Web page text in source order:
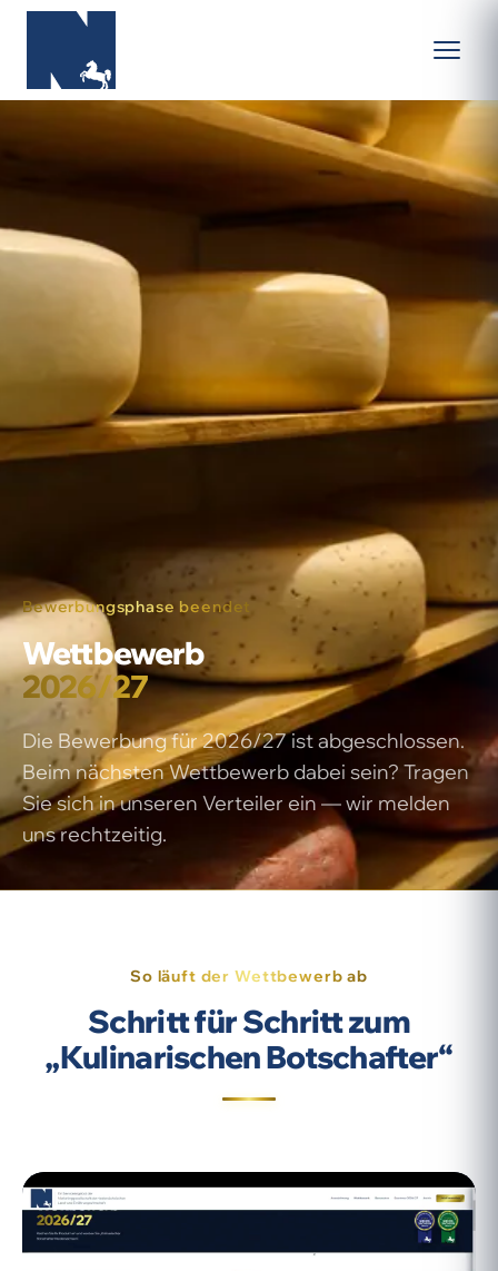
Bewerbungsphase beendet
Wettbewerb
2026/27
Die Bewerbung für 2026/27 ist abgeschlossen.
Beim nächsten Wettbewerb dabei sein? Tragen
Sie sich in unseren Verteiler ein — wir melden
uns rechtzeitig.
So läuft der Wettbewerb ab
Schritt für Schritt zum
„Kuli­narischen Bot­schafter“